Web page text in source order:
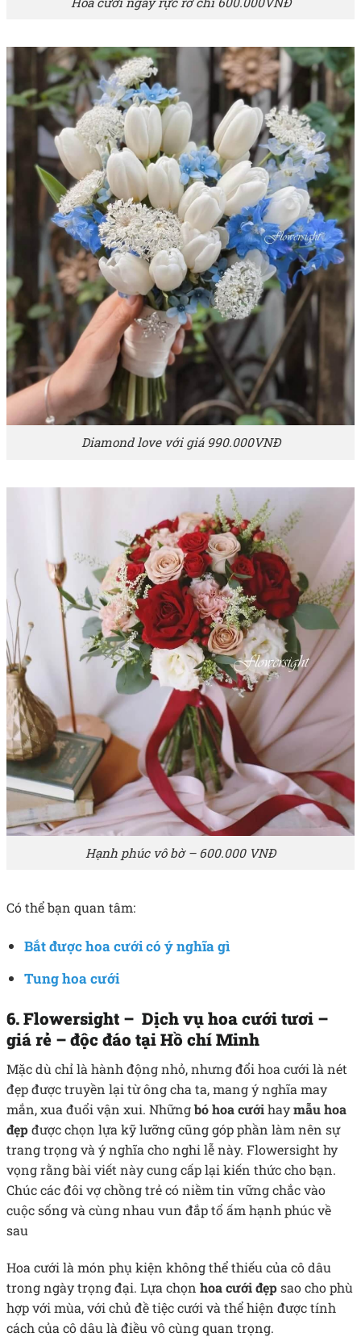
Diamond love với giá 990.000VNĐ
Hạnh phúc vô bờ – 600.000 VNĐ
Có thể bạn quan tâm:
Bắt được hoa cưới có ý nghĩa gì
Tung hoa cưới
6. Flowersight – Dịch vụ hoa cưới tươi –
giá rẻ – độc đáo tại Hồ chí Minh
Mặc dù chỉ là hành động nhỏ, nhưng đổi hoa cưới là nét
đẹp được truyền lại từ ông cha ta, mang ý nghĩa may
mắn, xua đuổi vận xui. Nhữngbó hoa cướihaymẫu hoa
đẹpđược chọn lựa kỹ lưỡng cũng góp phần làm nên sự
trang trọng và ý nghĩa cho nghi lễ này. Flowersight hy
vọng rằng bài viết này cung cấp lại kiến thức cho bạn.
Chúc các đôi vợ chồng trẻ có niềm tin vững chắc vào
cuộc sống và cùng nhau vun đắp tổ ấm hạnh phúc về
sau
Hoa cưới là món phụ kiện không thể thiếu của cô dâu
trong ngày trọng đại. Lựa chọn hoa cưới đẹpsao cho phù
hợp với mùa, với chủ đề tiệc cưới và thể hiện được tính
cách của cô dâu là điều vô cùng quan trọng.